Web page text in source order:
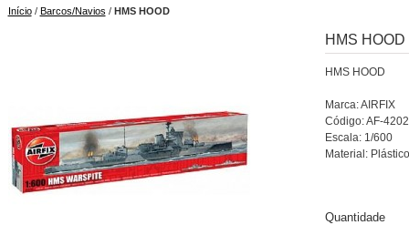
Início / Barcos/Navios / HMS HOOD
HMS HOOD
HMS HOOD
Marca: AIRFIX
Código: AF-4202
Escala: 1/600
Material: Plástico
Quantidade